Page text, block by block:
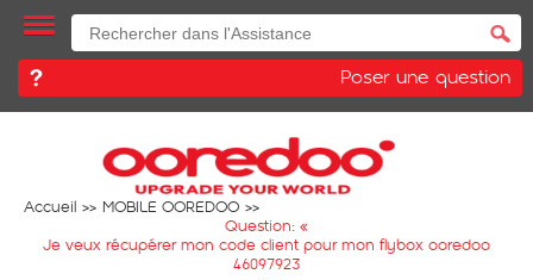
Poser une question
Accueil
MOBILE OOREDOO
Question: «
Je veux récupérer mon code client pour mon flybox ooredoo
46097923